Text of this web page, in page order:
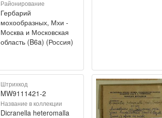
Районирование
Гербарий
мохообразных, Мхи -
Москва и Московская
область (B6a) (Россия)
Штрихкод
MW9111421-2
Название в коллекции
Dicranella heteromalla